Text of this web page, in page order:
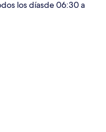
los díasde 06:30 a